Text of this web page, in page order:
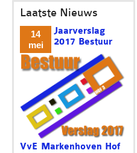
Laatste Nieuws
14
mei
Jaarverslag
2017 Bestuur
VvE Markenhoven Hof